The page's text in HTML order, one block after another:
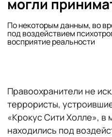
могли
По некоторым данным, во
под воздействием
восприятие реальности
Правоохранители не
террористы,
«Крокус Сити Холле», в
находились под